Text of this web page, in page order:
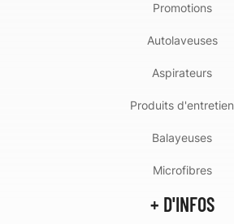
Promotions
Autolaveuses
Aspirateurs
Produits d'entretien
Balayeuses
Microfibres
+ D'INFOS